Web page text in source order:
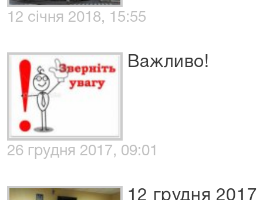
12 січня 2018, 15:55
Важливо!
26 грудня 2017, 09:01
12 грудня